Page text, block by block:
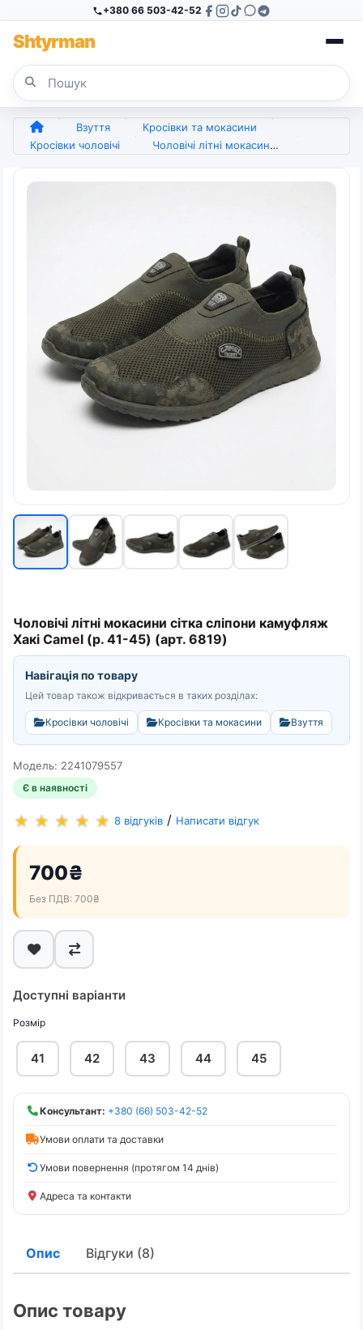
+380 66 503-42-52
Shtyrman
Взуття
Кросівки та мокасини
Кросівки чоловічі
Чоловічі літні мокасини сітка сліпони камуфляж Хакі Camel (р. 41-45) (арт. 6819)
Чоловічі літні мокасини сітка сліпони камуфляж
Хакі Camel (р. 41-45) (арт. 6819)
Навігація по товару
Цей товар також відкривається в таких розділах:
Кросівки чоловічі Кросівки та мокасини Взуття
Модель: 2241079557
Є в наявності
8 відгуків / Написати відгук
700₴
Без ПДВ: 700₴
Доступні варіанти
Розмір
41 42 43 44 45
Консультант: +380 (66) 503-42-52
Умови оплати та доставки
Умови повернення (протягом 14 днів)
Адреса та контакти
Опис Відгуки (8)
Опис товару